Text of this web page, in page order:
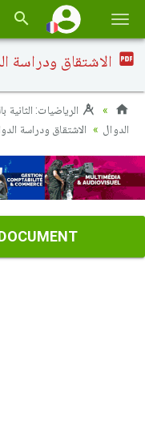
la
الاشتقاق ودراسة
الرياضيات: الثانية
الدوال
الاشتقاق ودراسة